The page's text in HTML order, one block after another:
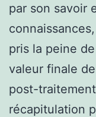
par son savoir
pris la peine
valeur finale
post-
récapitulation